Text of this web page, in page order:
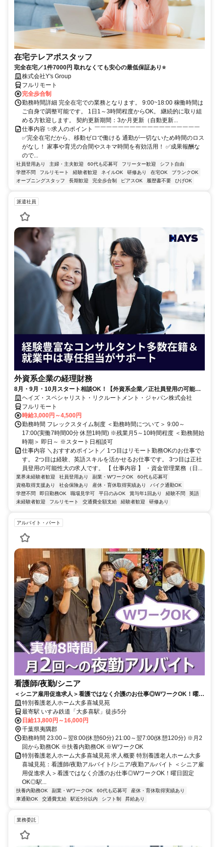
在宅テレアポスタッフ
完全在宅／1件7000円 取れなくても安心の最低保証あり⭐
株式会社Y's Group
フルリモート
完全歩合制
勤務時間詳細 完全在宅での業務となります。 9:00~18:00 稼働時間は
ご自身で調整可能です。 1日1～3時間程度からOK。 継続的に取り組
める方歓迎します。 契約更新期間：3か月更新（自動更新...
仕事内容 ✨求人のポイント ￣￣￣￣￣￣￣￣￣￣￣￣￣￣￣￣￣￣
✅完全在宅だから、移動ゼロで働ける 通勤が一切ないため時間のロス
がなし！ 家事や育児の合間やスキマ時間を有効活用！ ✅成果報酬な
ので...
社員登用あり 主婦・主夫歓迎 60代も応募可 フリーター歓迎
シフト自由
学歴不問
フルリモート 経験者歓迎 ネイルOK 研修あり 在宅OK
ブランクOK
オープニングスタッフ
長期歓迎 完全歩合制 ピアスOK 履歴書不要 ひげOK
派遣社員
外資系企業の経理財務
8月・9月・10月スタート相談OK！【外資系企業／正社員登用の可能性
大／700万～800万／リモート勤務OK】経理財務
ヘイズ・スペシャリスト・リクルートメント・ジャパン株式会社
フルリモート
時給3,000円～4,500円
勤務時間 フレックスタイム制度 ＜勤務時間について＞ 9:00～
17:00(実働7時間00分 休憩1時間) ※残業月5～10時間程度 ＜勤務開始
時期＞ 即日～ ※スタート日相談可
仕事内容 ＼おすすめポイント／ 1つ目はリモート勤務OKのお仕事で
す。 2つ目は経験、英語スキルを活かせるお仕事です。 3つ目は正社
員登用の可能性大の求人です。 【 仕事内容 】 ・資金管理業務（日...
業界未経験者歓迎 社員登用あり 副業・WワークOK
60代も応募可
資格取得支援あり
社会保険あり 産休・育休取得実績あり
バイク通勤OK
学歴不問
即日勤務OK 職場見学可 平日のみOK 賞与年1回あり 経験不問
英語
未経験者歓迎
フルリモート 交通費全額支給 経験者歓迎 研修あり
アルバイト・パート
看護師/夜勤/シニア
＜シニア雇用促進求人＞看護ではなく介護のお仕事◎WワークOK！曜日
固定OK◎駅チカ徒歩5分♪車通勤可能★【夷隅郡、大多喜駅、特養、看
護師(シニア)、夜勤アルバイト】
特別養護老人ホーム大多喜城見苑
最寄駅 いすみ鉄道「大多喜駅」徒歩5分
日給13,800円～16,000円
千葉県夷隅郡
勤務時間 23:00～翌8:00(休憩60分) 21:00～翌7:00(休憩120分) ※月2
回から勤務OK ※扶養内勤務OK ※WワークOK
特別養護老人ホーム大多喜城見苑 求人概要 特別養護老人ホーム大多
喜城見苑：看護師/夜勤アルバイト/シニア/夜勤アルバイト ＜シニア雇
用促進求人＞看護ではなく介護のお仕事◎WワークOK！曜日固定
OK◎駅...
扶養内勤務OK 副業・WワークOK 60代も応募可
産休・育休取得実績あり
車通勤OK
交通費支給 駅近5分以内 シフト制 昇給あり
業務委託